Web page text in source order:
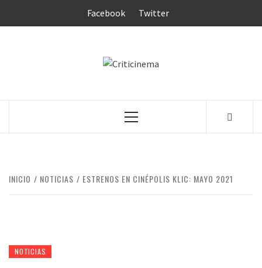
Facebook Twitter
Menú
INICIO NOTICIAS ESTRENOS EN CINÉPOLIS KLIC: MAYO 2021
NOTICIAS